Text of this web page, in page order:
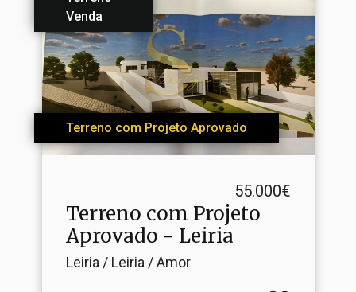
Venda
Terreno com Projeto Aprovado
55.000€
Terreno com Projeto
Aprovado - Leiria
Leiria / Leiria / Amor